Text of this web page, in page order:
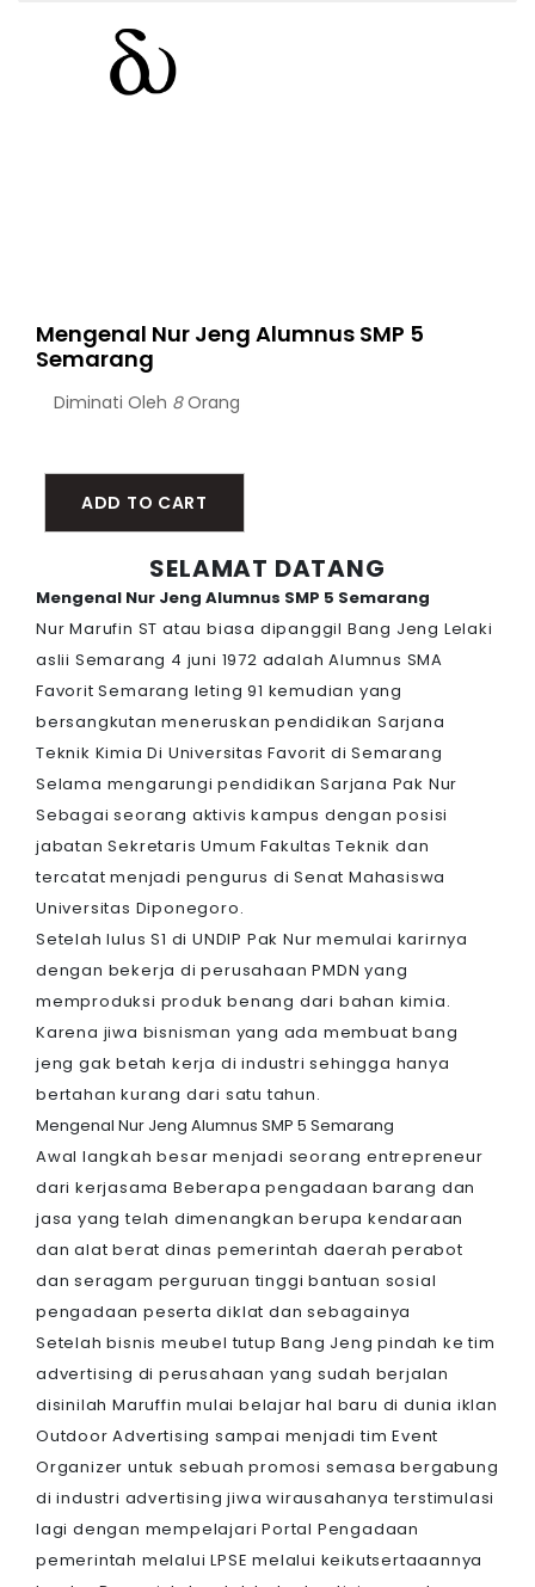
Mengenal Nur Jeng Alumnus SMP 5
Semarang
Diminati Oleh 8Orang
ADD TO CART
SELAMAT DATANG
Mengenal Nur Jeng Alumnus SMP 5 Semarang
Nur Marufin ST atau biasa dipanggil Bang Jeng Lelaki
aslii Semarang 4 juni 1972 adalah Alumnus SMA
Favorit Semarang leting 91 kemudian yang
bersangkutan meneruskan pendidikan Sarjana
Teknik Kimia Di Universitas Favorit di Semarang
Selama mengarungi pendidikan Sarjana Pak Nur
Sebagai seorang aktivis kampus dengan posisi
jabatan Sekretaris Umum Fakultas Teknik dan
tercatat menjadi pengurus di Senat Mahasiswa
Universitas Diponegoro.
Setelah lulus S1 di UNDIP Pak Nur memulai karirnya
dengan bekerja di perusahaan PMDN yang
memproduksi produk benang dari bahan kimia.
Karena jiwa bisnisman yang ada membuat bang
jeng gak betah kerja di industri sehingga hanya
bertahan kurang dari satu tahun.
Mengenal Nur Jeng Alumnus SMP 5 Semarang
Awal langkah besar menjadi seorang entrepreneur
dari kerjasama Beberapa pengadaan barang dan
jasa yang telah dimenangkan berupa kendaraan
dan alat berat dinas pemerintah daerah perabot
dan seragam perguruan tinggi bantuan sosial
pengadaan peserta diklat dan sebagainya
Setelah bisnis meubel tutup Bang Jeng pindah ke tim
advertising di perusahaan yang sudah berjalan
disinilah Maruffin mulai belajar hal baru di dunia iklan
Outdoor Advertising sampai menjadi tim Event
Organizer untuk sebuah promosi semasa bergabung
di industri advertising jiwa wirausahanya terstimulasi
lagi dengan mempelajari Portal Pengadaan
pemerintah melalui LPSE melalui keikutsertaaannya